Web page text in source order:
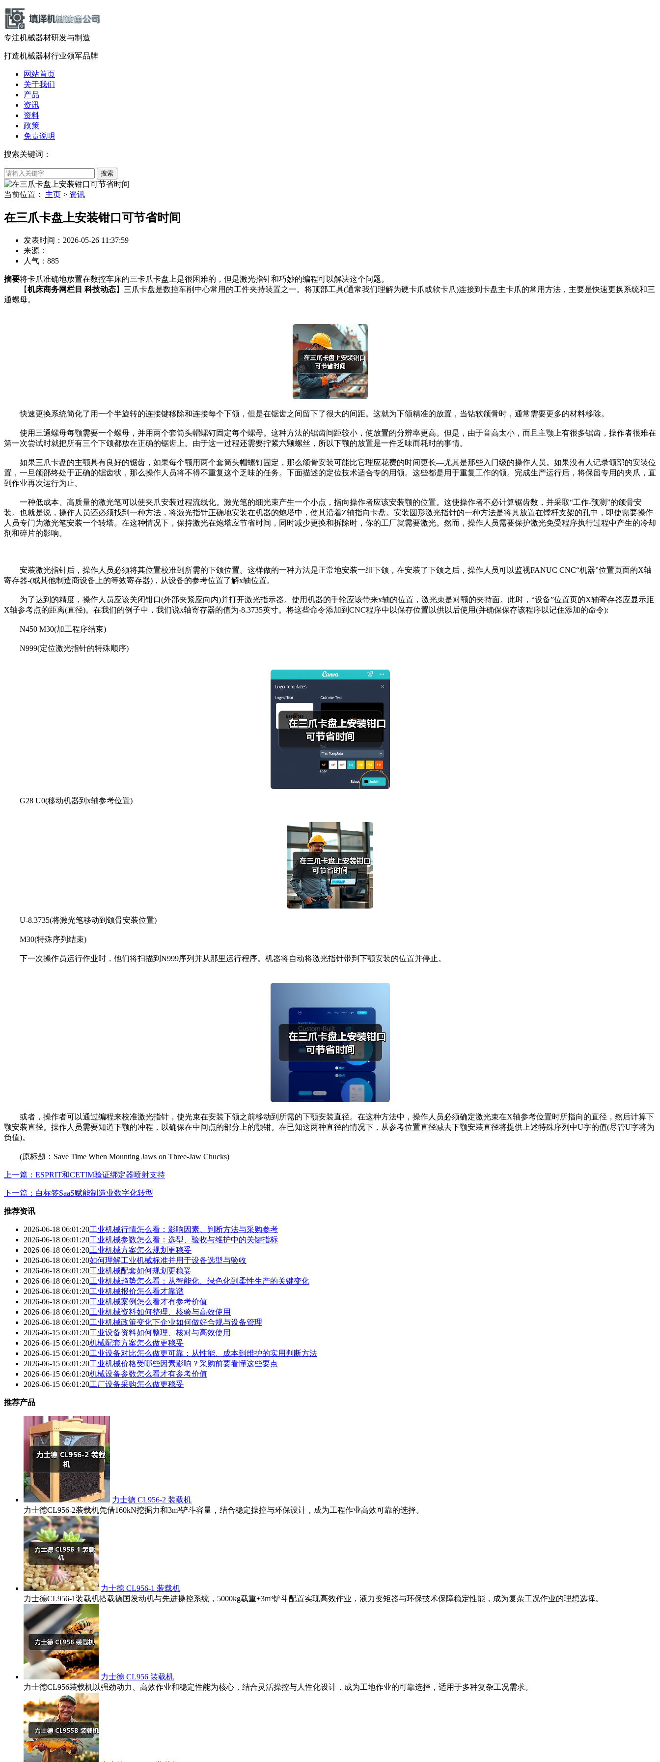
专注机械器材研发与制造
打造机械器材行业领军品牌
网站首页
关于我们
产品
资讯
资料
政策
免责说明
搜索关键词：
当前位置： 主页 > 资讯
在三爪卡盘上安装钳口可节省时间
发表时间：2026-05-26 11:37:59
来源：
人气： 885
摘要将卡爪准确地放置在数控车床的三卡爪卡盘上是很困难的，但是激光指针和巧妙的编程可以解决这个问题。
【机床商务网栏目 科技动态】三爪卡盘是数控车削中心常用的工件夹持装置之一。将顶部工具(通常我们理解为硬卡爪或软卡爪)连接到卡盘主卡爪的常用方法，主要是快速更换系统和三
通螺母。
快速更换系统简化了用一个半旋转的连接键移除和连接每个下颌，但是在锯齿之间留下了很大的间距。这就为下颌精准的放置，当钻软颌骨时，通常需要更多的材料移除。
使用三通螺母每颚需要一个螺母，并用两个套筒头帽螺钉固定每个螺母。这种方法的锯齿间距较小，使放置的分辨率更高。但是，由于音高太小，而且主颚上有很多锯齿，操作者很难在
第一次尝试时就把所有三个下颌都放在正确的锯齿上。由于这一过程还需要拧紧六颗螺丝，所以下颚的放置是一件乏味而耗时的事情。
如果三爪卡盘的主颚具有良好的锯齿，如果每个颚用两个套筒头帽螺钉固定，那么颌骨安装可能比它理应花费的时间更长—尤其是那些入门级的操作人员。如果没有人记录颌部的安装位
置，一旦颌部终处于正确的锯齿状，那么操作人员将不得不重复这个乏味的任务。下面描述的定位技术适合专的用颌。这些都是用于重复工作的颌。完成生产运行后，将保留专用的夹爪，直
到作业再次运行为止。
一种低成本、高质量的激光笔可以使夹爪安装过程流线化。激光笔的细光束产生一个小点，指向操作者应该安装颚的位置。这使操作者不必计算锯齿数，并采取“工作-预测”的颌骨安
装。也就是说，操作人员还必须找到一种方法，将激光指针正确地安装在机器的炮塔中，使其沿着Z轴指向卡盘。安装圆形激光指针的一种方法是将其放置在镗杆支架的孔中，即使需要操作
人员专门为激光笔安装一个转塔。在这种情况下，保持激光在炮塔应节省时间，同时减少更换和拆除时，你的工厂就需要激光。然而，操作人员需要保护激光免受程序执行过程中产生的冷却
剂和碎片的影响。
安装激光指针后，操作人员必须将其位置校准到所需的下颌位置。这样做的一种方法是正常地安装一组下颌，在安装了下颌之后，操作人员可以监视FANUC CNC“机器”位置页面的X轴
寄存器-(或其他制造商设备上的等效寄存器)，从设备的参考位置了解x轴位置。
为了达到的精度，操作人员应该关闭钳口(外部夹紧应向内)并打开激光指示器。使用机器的手轮应该带来x轴的位置，激光束是对颚的夹持面。此时，“设备”位置页的X轴寄存器应显示距
X轴参考点的距离(直径)。在我们的例子中，我们说x轴寄存器的值为-8.3735英寸。将这些命令添加到CNC程序中以保存位置以供以后使用(并确保保存该程序以记住添加的命令):
N450 M30(加工程序结束)
N999(定位激光指针的特殊顺序)
G28 U0(移动机器到x轴参考位置)
U-8.3735(将激光笔移动到颌骨安装位置)
M30(特殊序列结束)
下一次操作员运行作业时，他们将扫描到N999序列并从那里运行程序。机器将自动将激光指针带到下颚安装的位置并停止。
或者，操作者可以通过编程来校准激光指针，使光束在安装下颌之前移动到所需的下颚安装直径。在这种方法中，操作人员必须确定激光束在X轴参考位置时所指向的直径，然后计算下
颚安装直径。操作人员需要知道下颚的冲程，以确保在中间点的部分上的颚钳。在已知这两种直径的情况下，从参考位置直径减去下颚安装直径将提供上述特殊序列中U字的值(尽管U字将为
负值)。
(原标题：Save Time When Mounting Jaws on Three-Jaw Chucks)
上一篇：ESPRIT和CETIM验证绑定器喷射支持
下一篇：白标签SaaS赋能制造业数字化转型
推荐资讯
2026-06-18 06:01:20工业机械行情怎么看：影响因素、判断方法与采购参考
2026-06-18 06:01:20工业机械参数怎么看：选型、验收与维护中的关键指标
2026-06-18 06:01:20工业机械方案怎么规划更稳妥
2026-06-18 06:01:20如何理解工业机械标准并用于设备选型与验收
2026-06-18 06:01:20工业机械配套如何规划更稳妥
2026-06-18 06:01:20工业机械趋势怎么看：从智能化、绿色化到柔性生产的关键变化
2026-06-18 06:01:20工业机械报价怎么看才靠谱
2026-06-18 06:01:20工业机械案例怎么看才有参考价值
2026-06-18 06:01:20工业机械资料如何整理、核验与高效使用
2026-06-18 06:01:20工业机械政策变化下企业如何做好合规与设备管理
2026-06-15 06:01:20工业设备资料如何整理、核对与高效使用
2026-06-15 06:01:20机械配套方案怎么做更稳妥
2026-06-15 06:01:20工业设备对比怎么做更可靠：从性能、成本到维护的实用判断方法
2026-06-15 06:01:20工业机械价格受哪些因素影响？采购前要看懂这些要点
2026-06-15 06:01:20机械设备参数怎么看才有参考价值
2026-06-15 06:01:20工厂设备采购怎么做更稳妥
推荐产品
力士德 CL956-2 装载机
力士德CL956-2装载机凭借160kN挖掘力和3m³铲斗容量，结合稳定操控与环保设计，成为工程作业高效可靠的选择。
力士德 CL956-1 装载机
力士德CL956-1装载机搭载德国发动机与先进操控系统，5000kg载重+3m³铲斗配置实现高效作业，液力变矩器与环保技术保障稳定性能，成为复杂工况作业的理想选择。
力士德 CL956 装载机
力士德CL956装载机以强劲动力、高效作业和稳定性能为核心，结合灵活操控与人性化设计，成为工地作业的可靠选择，适用于多种复杂工况需求。